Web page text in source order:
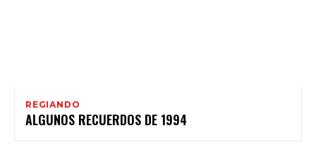
REGIANDO
ALGUNOS RECUERDOS DE 1994